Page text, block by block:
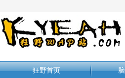
狂野首页